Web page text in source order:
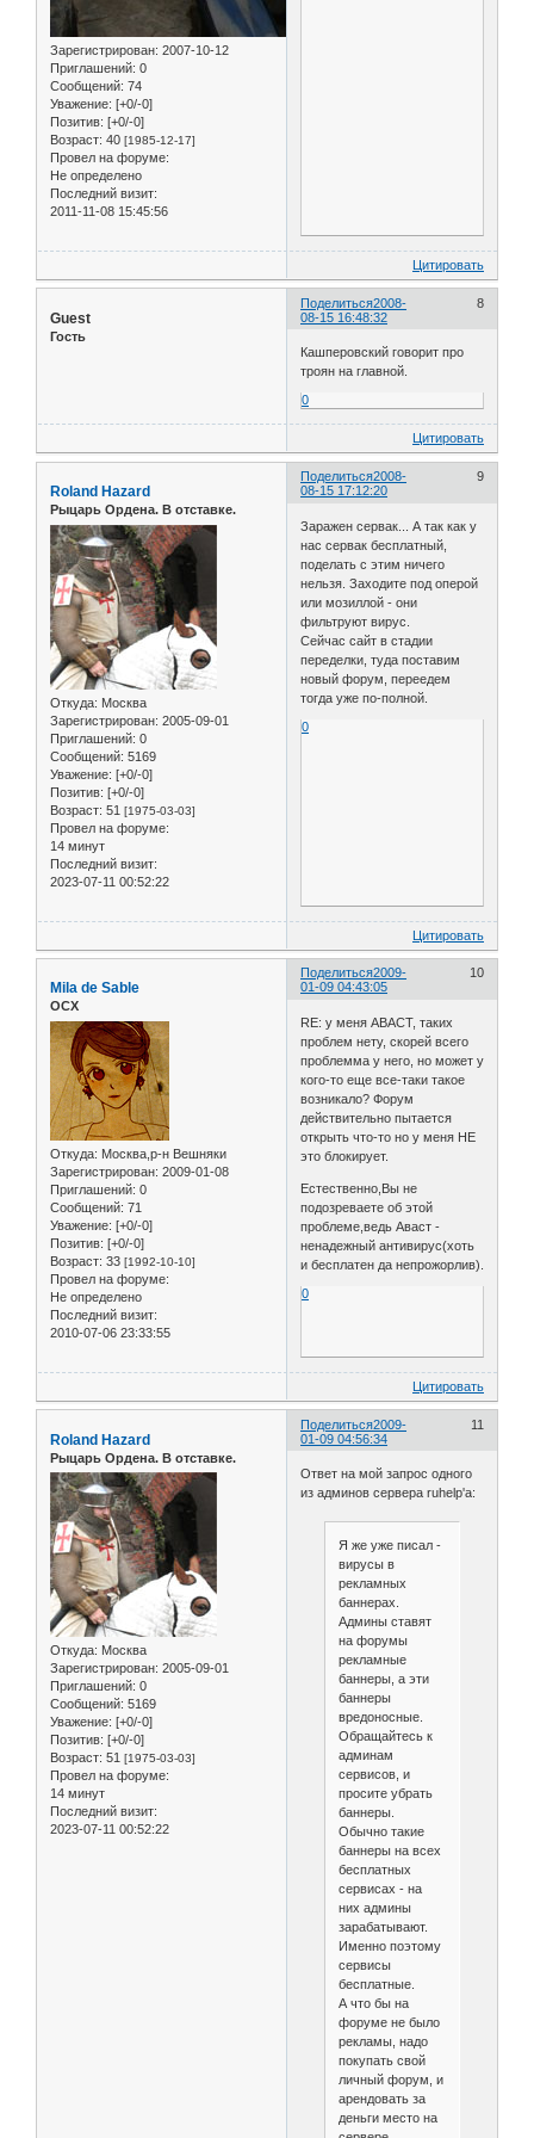
Зарегистрирован: 2007-10-12
Приглашений: 0
Сообщений: 74
Уважение: [+0/-0]
Позитив: [+0/-0]
Возраст: 40 [1985-12-17]
Провел на форуме:
Не определено
Последний визит:
2011-11-08 15:45:56
Цитировать
Поделиться 8
2008-
08-15 16:48:32
Guest
Гость
Кашперовский говорит про
троян на главной.
0
Цитировать
Поделиться 9
2008-
08-15 17:12:20
Roland Hazard
Рыцарь Ордена. В отставке.
Откуда: Москва
Зарегистрирован: 2005-09-01
Приглашений: 0
Сообщений: 5169
Уважение: [+0/-0]
Позитив: [+0/-0]
Возраст: 51 [1975-03-03]
Провел на форуме:
14 минут
Последний визит:
2023-07-11 00:52:22
Заражен сервак... А так как у
нас сервак бесплатный,
поделать с этим ничего
нельзя. Заходите под оперой
или мозиллой - они
фильтруют вирус.
Сейчас сайт в стадии
переделки, туда поставим
новый форум, переедем
тогда уже по-полной.
0
Цитировать
Поделиться 10
2009-
01-09 04:43:05
Mila de Sable
ОСХ
Откуда: Москва,р-н Вешняки
Зарегистрирован: 2009-01-08
Приглашений: 0
Сообщений: 71
Уважение: [+0/-0]
Позитив: [+0/-0]
Возраст: 33 [1992-10-10]
Провел на форуме:
Не определено
Последний визит:
2010-07-06 23:33:55
RE: у меня АВАСТ, таких
проблем нету, скорей всего
проблемма у него, но может у
кого-то еще все-таки такое
возникало? Форум
действительно пытается
открыть что-то но у меня НЕ
это блокирует.
Естественно,Вы не
подозреваете об этой
проблеме,ведь Аваст -
ненадежный антивирус(хоть
и бесплатен да непрожорлив).
0
Цитировать
Поделиться 11
2009-
01-09 04:56:34
Roland Hazard
Рыцарь Ордена. В отставке.
Откуда: Москва
Зарегистрирован: 2005-09-01
Приглашений: 0
Сообщений: 5169
Уважение: [+0/-0]
Позитив: [+0/-0]
Возраст: 51 [1975-03-03]
Провел на форуме:
14 минут
Последний визит:
2023-07-11 00:52:22
Ответ на мой запрос одного
из админов сервера ruhelp'a:
Я же уже писал -
вирусы в
рекламных
баннерах.
Админы ставят
на форумы
рекламные
баннеры, а эти
баннеры
вредоносные.
Обращайтесь к
админам
сервисов, и
просите убрать
баннеры.
Обычно такие
баннеры на всех
бесплатных
сервисах - на
них админы
зарабатывают.
Именно поэтому
сервисы
бесплатные.
А что бы на
форуме не было
рекламы, надо
покупать свой
личный форум, и
арендовать за
деньги место на